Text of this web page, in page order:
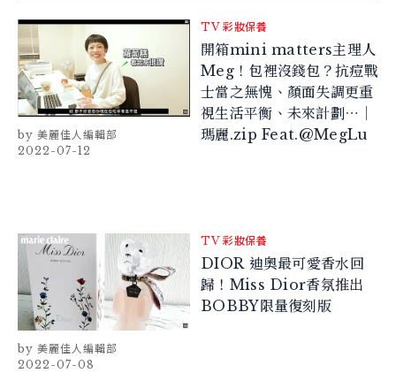
TV 彩妝保養
開箱mini matters主理人
Meg！包裡沒錢包？抗痘戰
士當之無愧、顏面失調更重
視生活平衡、未來計劃⋯｜
瑪麗.zip Feat.@MegLu
美麗佳人編輯部
2022-07-12
TV 彩妝保養
DIOR 迪奧最可愛香水回
歸！Miss Dior香氛推出
BOBBY限量復刻版
美麗佳人編輯部
2022-07-08